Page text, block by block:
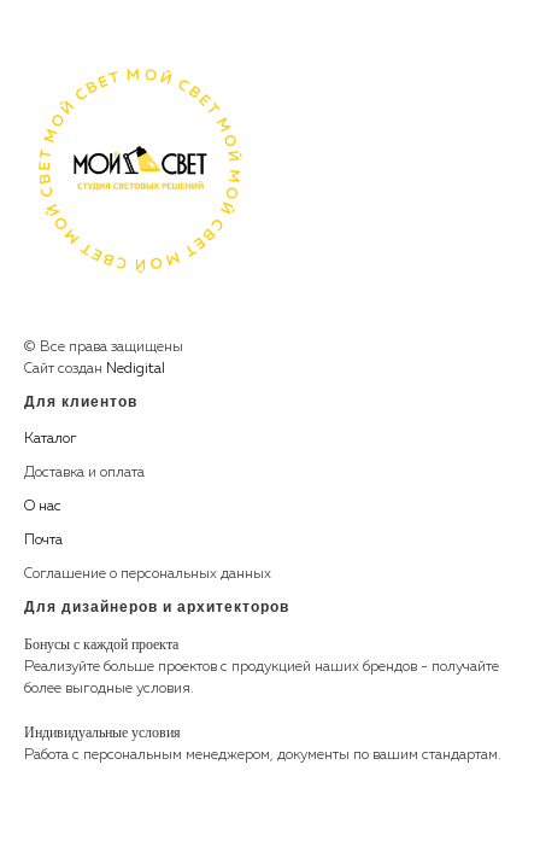
© Все права защищены
Сайт создан Nedigital
Для клиентов
Каталог
Доставка и оплата
О нас
Почта
Соглашение о персональных данных
Для дизайнеров и архитекторов
Бонусы с каждой проекта
Реализуйте больше проектов с продукцией наших брендов - получайте
более выгодные условия.
Индивидуальные условия
Работа с персональным менеджером, документы по вашим стандартам.